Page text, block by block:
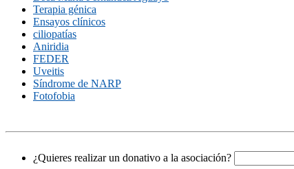
Terapia génica
Ensayos clínicos
ciliopatías
Aniridia
FEDER
Uveitis
Síndrome de NARP
Fotofobia
¿Quieres realizar un donativo a la asociación?